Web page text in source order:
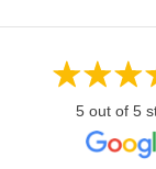
5 out of 5